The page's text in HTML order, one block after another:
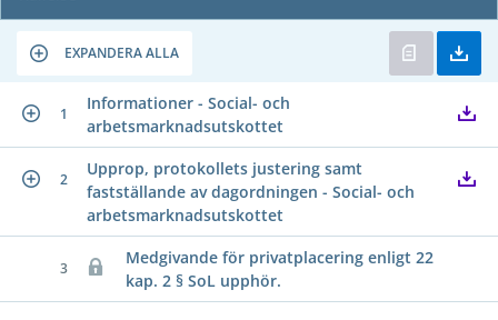
EXPANDERA ALLA
1
Informationer - Social- och
arbetsmarknadsutskottet
2
Upprop, protokollets justering samt
fastställande av dagordningen - Social- och
arbetsmarknadsutskottet
3
Medgivande för privatplacering enligt 22
kap. 2 § SoL upphör.